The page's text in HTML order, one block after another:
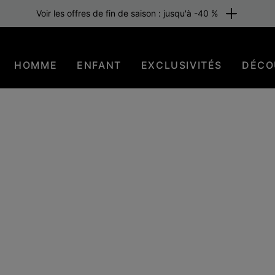
gratuite pour les membres ou dès 80 €. Adhérez maintenant
HOMME ENFANT EXCLUSIVITÉS